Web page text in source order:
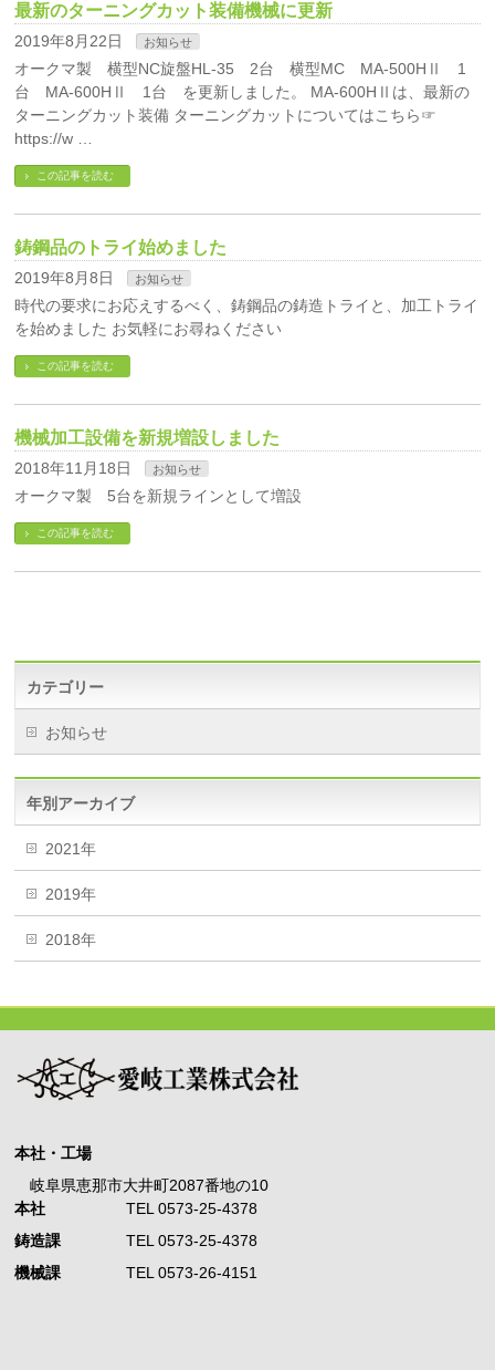
最新のターニングカット装備機械に更新
2019年8月22日 お知らせ
オークマ製 横型NC旋盤HL-35 2台 横型MC MA-500HⅡ 1
台 MA-600HⅡ 1台 を更新しました。 MA-600HⅡは、最新の
ターニングカット装備 ターニングカットについてはこちら☞
https://w …
この記事を読む
鋳鋼品のトライ始めました
2019年8月8日 お知らせ
時代の要求にお応えするべく、鋳鋼品の鋳造トライと、加工トライ
を始めました お気軽にお尋ねください
この記事を読む
機械加工設備を新規増設しました
2018年11月18日 お知らせ
オークマ製 5台を新規ラインとして増設
この記事を読む
カテゴリー
お知らせ
年別アーカイブ
2021年
2019年
2018年
本社・工場
岐阜県恵那市大井町2087番地の10
本社
TEL 0573-25-4378
鋳造課
TEL 0573-25-4378
機械課
TEL 0573-26-4151